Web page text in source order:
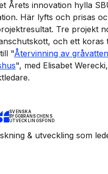
Årets innovation hylla
Här lyfts och prisas
Tre projekt
och ett koras
"Återvinning av
", med Elisabet
SVENSKA
BYGGBRANSCHENS
UTVECKLINGSFOND
& utveckling som